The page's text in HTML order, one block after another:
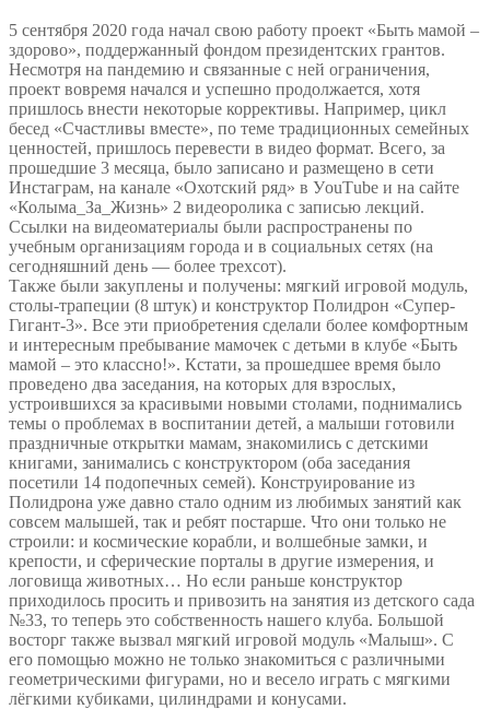
5 сентября 2020 года начал свою работу проект «Быть мамой –
здорово», поддержанный фондом президентских грантов.
Несмотря на пандемию и связанные с ней ограничения,
проект вовремя начался и успешно продолжается, хотя
пришлось внести некоторые коррективы. Например, цикл
бесед «Счастливы вместе», по теме традиционных семейных
ценностей, пришлось перевести в видео формат. Всего, за
прошедшие 3 месяца, было записано и размещено в сети
Инстаграм, на канале «Охотский ряд» в УouТube и на сайте
«Колыма_За_Жизнь» 2 видеоролика с записью лекций.
Ссылки на видеоматериалы были распространены по
учебным организациям города и в социальных сетях (на
сегодняшний день — более трехсот).
Также были закуплены и получены: мягкий игровой модуль,
столы-трапеции (8 штук) и конструктор Полидрон «Супер-
Гигант-3». Все эти приобретения сделали более комфортным
и интересным пребывание мамочек с детьми в клубе «Быть
мамой – это классно!». Кстати, за прошедшее время было
проведено два заседания, на которых для взрослых,
устроившихся за красивыми новыми столами, поднимались
темы о проблемах в воспитании детей, а малыши готовили
праздничные открытки мамам, знакомились с детскими
книгами, занимались с конструктором (оба заседания
посетили 14 подопечных семей). Конструирование из
Полидрона уже давно стало одним из любимых занятий как
совсем малышей, так и ребят постарше. Что они только не
строили: и космические корабли, и волшебные замки, и
крепости, и сферические порталы в другие измерения, и
логовища животных… Но если раньше конструктор
приходилось просить и привозить на занятия из детского сада
№33, то теперь это собственность нашего клуба. Большой
восторг также вызвал мягкий игровой модуль «Малыш». С
его помощью можно не только знакомиться с различными
геометрическими фигурами, но и весело играть с мягкими
лёгкими кубиками, цилиндрами и конусами.